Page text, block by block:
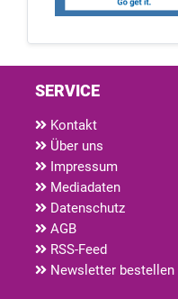
SERVICE
Kontakt
Über uns
Impressum
Mediadaten
Datenschutz
AGB
RSS-Feed
Newsletter bestellen